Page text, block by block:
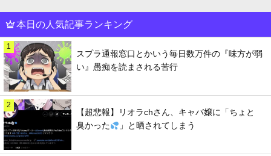
本日の人気記事ランキング
1
スプラ通報窓口とかいう毎日数万件の『味方が弱
い』愚痴を読まされる苦行
2
【超悲報】リオラchさん、キャバ嬢に「ちょと
臭かった
」と晒されてしまう